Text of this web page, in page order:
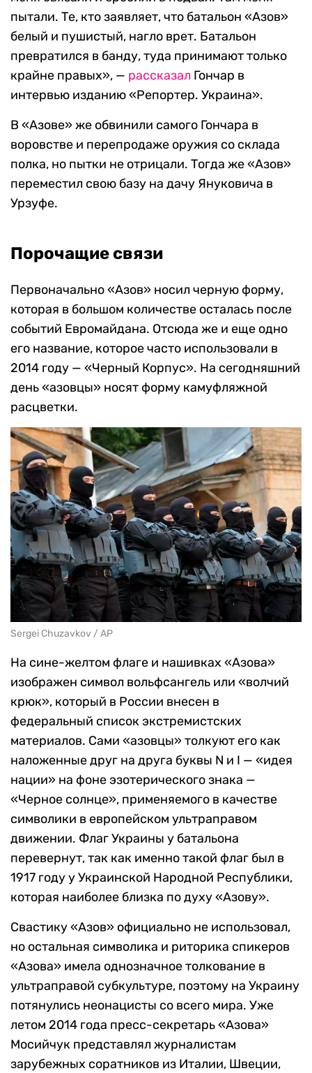
пытали. Те, кто заявляет, что батальон «Азов»
белый и пушистый, нагло врет. Батальон
превратился в банду, туда принимают только
крайне правых», — рассказал Гончар в
интервью изданию «Репортер. Украина».
В «Азове» же обвинили самого Гончара в
воровстве и перепродаже оружия со склада
полка, но пытки не отрицали. Тогда же «Азов»
переместил свою базу на дачу Януковича в
Урзуфе.
Порочащие связи
Первоначально «Азов» носил черную форму,
которая в большом количестве осталась после
событий Евромайдана. Отсюда же и еще одно
его название, которое часто использовали в
2014 году — «Черный Корпус». На сегодняшний
день «азовцы» носят форму камуфляжной
расцветки.
Sergei Chuzavkov / AP
На сине-желтом флаге и нашивках «Азова»
изображен символ вольфсангель или «волчий
крюк», который в России внесен в
федеральный список экстремистских
материалов. Сами «азовцы» толкуют его как
наложенные друг на друга буквы N и I — «идея
нации» на фоне эзотерического знака —
«Черное солнце», применяемого в качестве
символики в европейском ультраправом
движении. Флаг Украины у батальона
перевернут, так как именно такой флаг был в
1917 году у Украинской Народной Республики,
которая наиболее близка по духу «Азову».
Свастику «Азов» официально не использовал,
но остальная символика и риторика спикеров
«Азова» имела однозначное толкование в
ультраправой субкультуре, поэтому на Украину
потянулись неонацисты со всего мира. Уже
летом 2014 года пресс-секретарь «Азова»
Мосийчук представлял журналистам
зарубежных соратников из Италии, Швеции,